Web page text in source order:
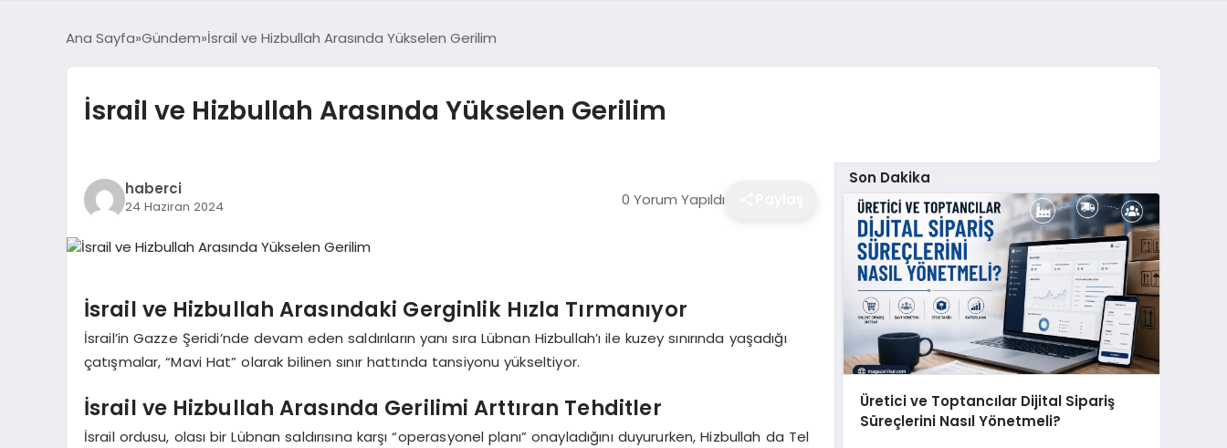
Ana Sayfa Gündem İsrail ve Hizbullah Arasında Yükselen Gerilim
İsrail ve Hizbullah Arasında Yükselen Gerilim
haberci
24 Haziran 2024 0 Yorum Yapıldı
İsrail ve Hizbullah Arasındaki Gerginlik Hızla Tırmanıyor
İsrail’in Gazze Şeridi’nde devam eden saldırıların yanı sıra Lübnan Hizbullah’ı ile kuzey sınırında yaşadığı
çatışmalar, “Mavi Hat” olarak bilinen sınır hattında tansiyonu yükseltiyor.
İsrail ve Hizbullah Arasında Gerilimi Arttıran Tehditler
İsrail ordusu, olası bir Lübnan saldırısına karşı “operasyonel planı” onayladığını duyururken, Hizbullah da Tel
Son Dakika
Üretici ve Toptancılar Dijital Sipariş
Süreçlerini Nasıl Yönetmeli?